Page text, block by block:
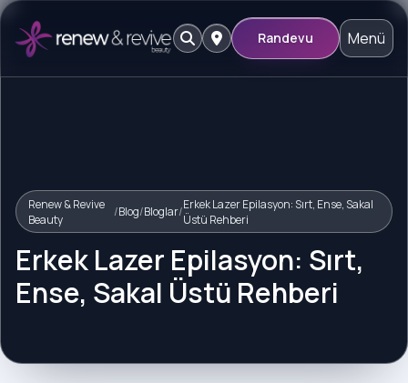
Randevu Menü
Renew & Revive
Beauty
/Blog/Bloglar/Erkek Lazer Epilasyon: Sırt, Ense, Sakal
Üstü Rehberi
Erkek Lazer Epilasyon: Sırt,
Ense, Sakal Üstü Rehberi